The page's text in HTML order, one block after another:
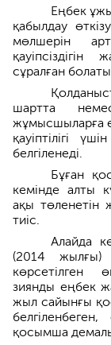
Еңбек
қабылдау
мөлшерін
сұралған
шартта
жұмысшыларға
қауіптілігі
белгіленеді.
Бұған
кемінде алты
ақы төленетін
тиіс.
Алайда
(2014 жылғы)
көрсетілген
зиянды еңбек
жыл сайынғы
қосымша